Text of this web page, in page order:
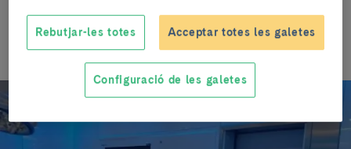
doctors Oscar Vidal (Clínic) i Antonio Moral (H. Sant
Rebutjar-les totes Acceptar totes les galetes
Configuració de les galetes